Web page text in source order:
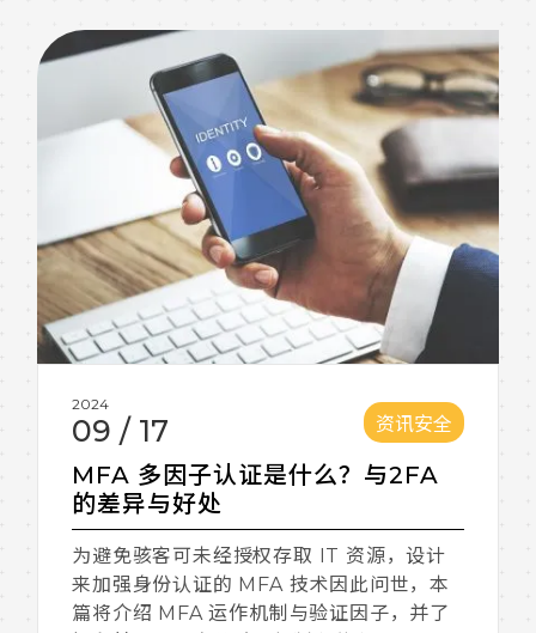
2024
09/ 17 资讯安全
MFA 多因子认证是什么？与2FA
的差异与好处
为避免骇客可未经授权存取 IT 资源，设计
来加强身份认证的 MFA 技术因此问世，本
篇将介绍 MFA 运作机制与验证因子，并了